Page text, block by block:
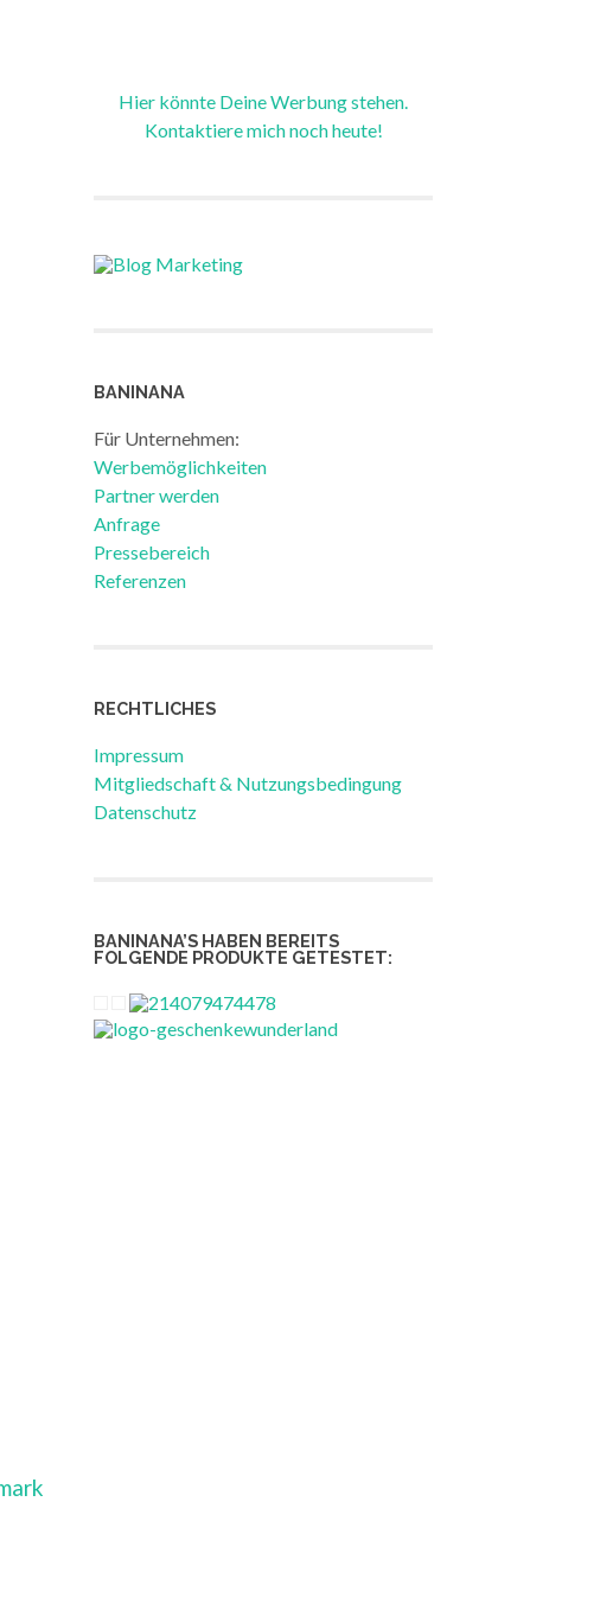
Hier könnte Deine Werbung stehen.
Kontaktiere mich noch heute!
BANINANA
Für Unternehmen:
Werbemöglichkeiten
Partner werden
Anfrage
Pressebereich
Referenzen
RECHTLICHES
Impressum
Mitgliedschaft & Nutzungsbedingung
Datenschutz
BANINANA’S HABEN BEREITS
FOLGENDE PRODUKTE GETESTET: